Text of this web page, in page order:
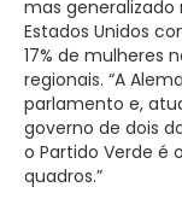
mas generalizado
Estados Unidos
17% de mulheres
regionais. “A
parlamento e,
governo de dois
o Partido Verde é
quadros.”